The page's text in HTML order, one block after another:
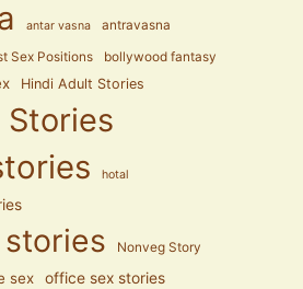
antar vasna antravasna
Sex Positions
bollywood fantasy
Hindi Adult Stories
Stories
hotal
Nonveg Story
sex office sex stories